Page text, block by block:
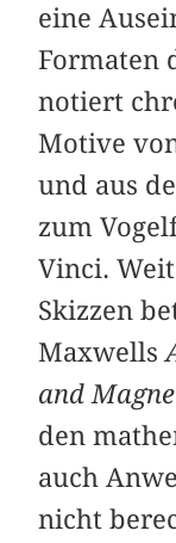
eine
Formaten
notiert
Motive
und aus
zum
Vinci.
Skizzen
Maxwells
and
den
auch
nicht